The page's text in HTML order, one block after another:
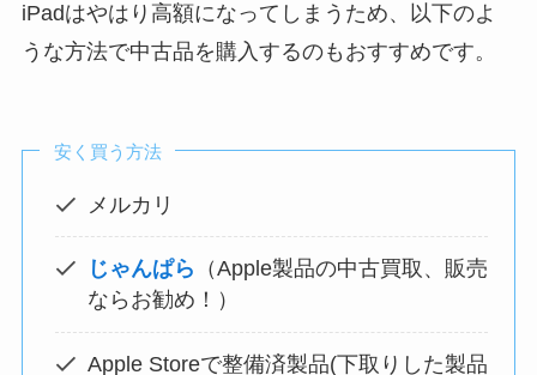
iPadはやはり高額になってしまうため、以下のよ
うな方法で中古品を購入するのもおすすめです。
安く買う方法
メルカリ
じゃんぱら （Apple製品の中古買取、販売
ならお勧め！）
Apple Storeで整備済製品(下取りした製品